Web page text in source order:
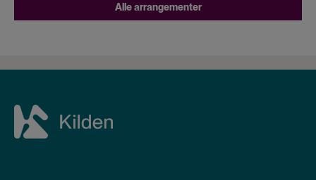
Alle arrangementer